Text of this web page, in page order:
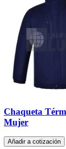
Chaqueta
Mujer
Añadir a cotización